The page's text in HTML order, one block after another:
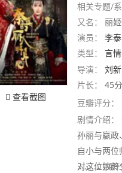
查看截图
相关专题/系
又名：
丽
演员：
李泰
类型：
言情
导演：
刘新
片长：
45
豆瓣评分：
剧情介绍：
孙丽与嬴政
自小与两
对这位妙
.......... 展